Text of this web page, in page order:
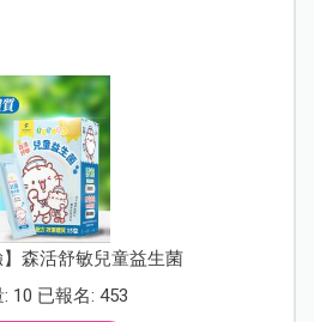
】森活舒敏兒童益生菌
10 已報名: 453